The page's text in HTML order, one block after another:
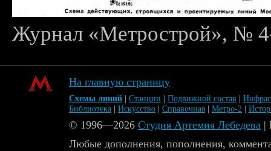
Журнал «Метрострой», №
На главную страницу
Схемы линий | Станции | Подвижной состав |
Библиотека | Искусство | Справочная | Метро-2 |
© 1996—2026 Студия Артемия Лебедева |
Любые дополнения, пополнения,